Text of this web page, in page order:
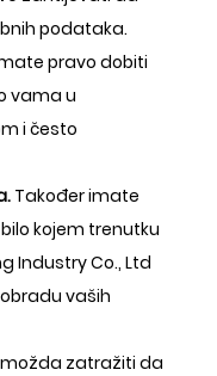
podataka.
pravo dobiti
vama u
i često
Također imate
kojem trenutku
Industry Co., Ltd
vaših
zatražiti da